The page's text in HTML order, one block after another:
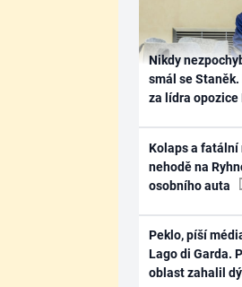
Nikdy
smál se
za lídra opozice
Kolaps a fatální
nehodě na
osobního auta
Peklo, píší
Lago di Garda.
oblast zahalil